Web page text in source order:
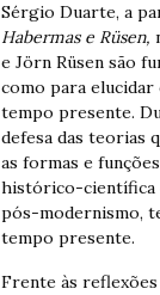
Sérgio Duarte, a
Habermas e Rüsen,
e Jörn Rüsen são
como para elucidar
tempo presente.
defesa das teorias
as formas e
histórico-científica
pós-modernismo,
tempo presente.
Frente às